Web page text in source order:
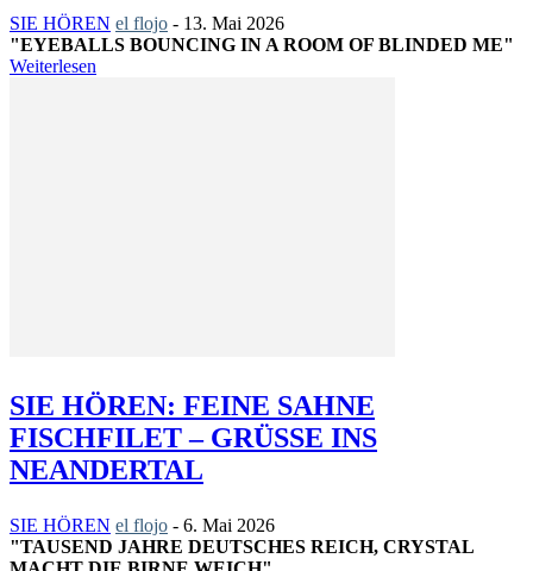
SIE HÖREN el flojo - 13. Mai 2026
"EYEBALLS BOUNCING IN A ROOM OF BLINDED ME"
Weiterlesen
SIE HÖREN: FEINE SAHNE
FISCHFILET – GRÜSSE INS N
EANDERTAL
SIE HÖREN el flojo - 6. Mai 2026
"TAUSEND JAHRE DEUTSCHES REICH, CRYSTAL